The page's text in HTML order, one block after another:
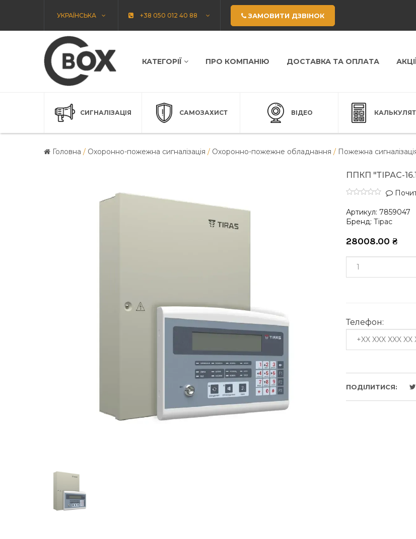
УКРАЇНСЬКА +38 050 012 40 88 ЗАМОВИТИ ДЗВІНОК
КАТЕГОРІЇ ПРО КОМПАНІЮ ДОСТАВКА ТА ОПЛАТА
СИГНАЛІЗАЦІЯ САМОЗАХИСТ ВІДЕО
Головна / Охоронно-пожежна сигналізація / Охоронно-пожежне обладнання / Пожежна
ППКП "ТІРАС-
Артикул: 7859047
Бренд: Тірас
28008.00 ₴
Телефон:
ПОДІЛИТИСЯ: